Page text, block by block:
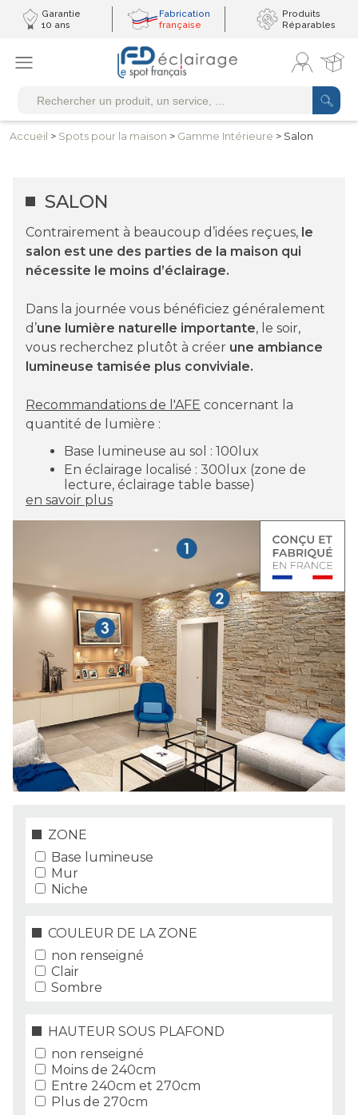
Garantie
10 ans
Fabrication
française
Produits
Réparables
Accueil > Spots pour la maison > Gamme Intérieure > Salon
SALON
Contrairement à beaucoup d’idées reçues, le
salon est une des parties de la maison qui
nécessite le moins d’éclairage.
Dans la journée vous bénéficiez généralement
d’une lumière naturelle importante, le soir,
vous recherchez plutôt à créer une ambiance
lumineuse tamisée plus conviviale.
Recommandations de l'AFE concernant la
quantité de lumière :
Base lumineuse au sol : 100lux
En éclairage localisé : 300lux (zone de
lecture, éclairage table basse)
en savoir plus
ZONE
Base lumineuse
Mur
Niche
COULEUR DE LA ZONE
non renseigné
Clair
Sombre
HAUTEUR SOUS PLAFOND
non renseigné
Moins de 240cm
Entre 240cm et 270cm
Plus de 270cm